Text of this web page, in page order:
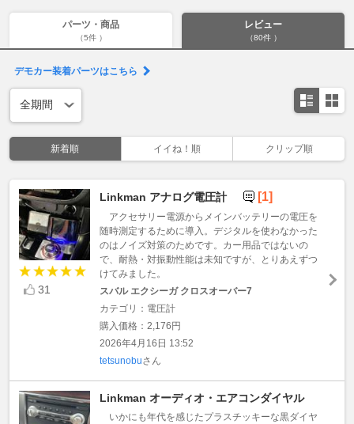
パーツ・商品
（5件 ）
レビュー
（80件 ）
デモカー装着パーツはこちら
新着順 イイね！順 クリップ順
31
Linkman アナログ電圧計 [1]
アクセサリー電源からメインバッテリーの電圧を
随時測定するために導入。デジタルを使わなかった
のはノイズ対策のためです。カー用品ではないの
で、耐熱・対振動性能は未知ですが、とりあえずつ
けてみました。
スバル エクシーガ クロスオーバー7
カテゴリ：電圧計
購入価格：2,176円
2026年4月16日 13:52
tetsunobuさん
Linkman オーディオ・エアコンダイヤル
いかにも年代を感じたプラスチッキーな黒ダイヤ